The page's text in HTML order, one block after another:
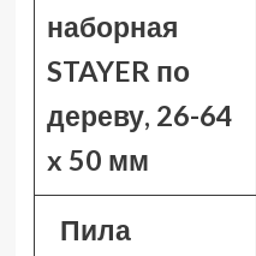
наборная
STAYER по
дереву, 26-64
x 50 мм
Пила